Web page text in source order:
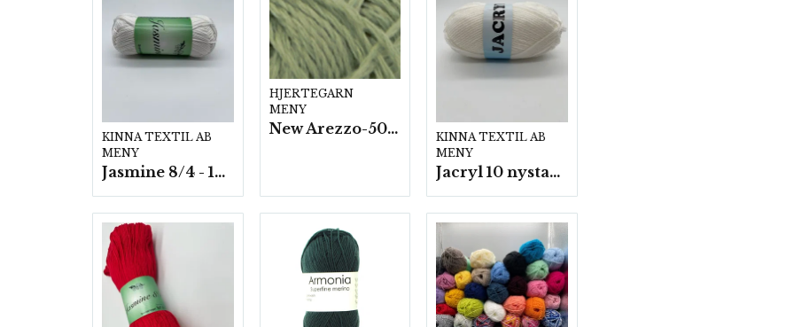
KINNA TEXTIL AB
MENY
Jasmine 8/4 - 10 nystan a50g./fp.
HJERTEGARN
MENY
New Arezzo-50g./nyst. 10 st/fp.
KINNA TEXTIL AB
MENY
Jacryl 10 nystan a50g./fp.